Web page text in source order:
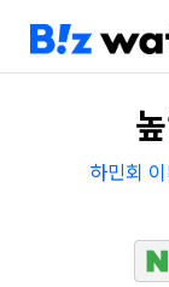
하민회